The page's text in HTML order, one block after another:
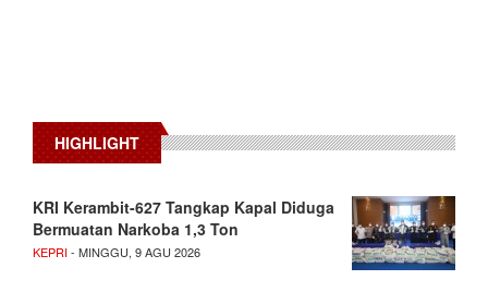
HIGHLIGHT
KRI Kerambit-627 Tangkap Kapal Diduga
Bermuatan Narkoba 1,3 Ton
KEPRI- MINGGU, 9 AGU 2026